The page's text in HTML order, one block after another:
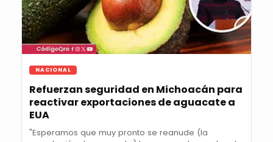
NACIONAL
Refuerzan seguridad en Michoacán para
reactivar exportaciones de aguacate a
EUA
"Esperamos que muy pronto se reanude (la